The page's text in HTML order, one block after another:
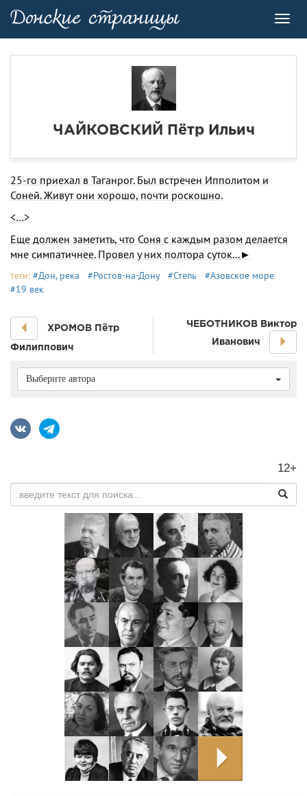
ЧАЙКОВСКИЙ Пётр Ильич
25-го приехал в Таганрог. Был встречен Ипполитом и
Соней. Живут они хорошо, почти роскошно.
<…>
Еще должен заметить, что Соня с каждым разом делается
мне симпатичнее. Провел у них полтора суток...►
теги: #Дон, река #Ростов-на-Дону #Степь
#Азовское море
#19 век
ХРОМОВ Пётр
Филиппович
ЧЕБОТНИКОВ Виктор
Иванович
Выберите автора
12+